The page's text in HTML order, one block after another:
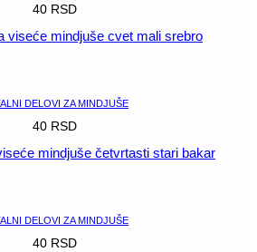
40 RSD
viseće mindjuše cvet mali srebro
DELOVI ZA MINDJUŠE
40 RSD
mindjuše četvrtasti stari bakar
DELOVI ZA MINDJUŠE
40 RSD